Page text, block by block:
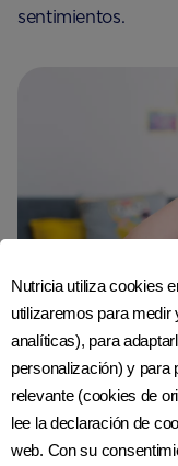
sentimientos.
Cuando tu
en su
Nutricia utiliza cookies
utilizaremos para medir
analíticas), para
personalización) y para
relevante (cookies de
lee la declaración de
web. Con su